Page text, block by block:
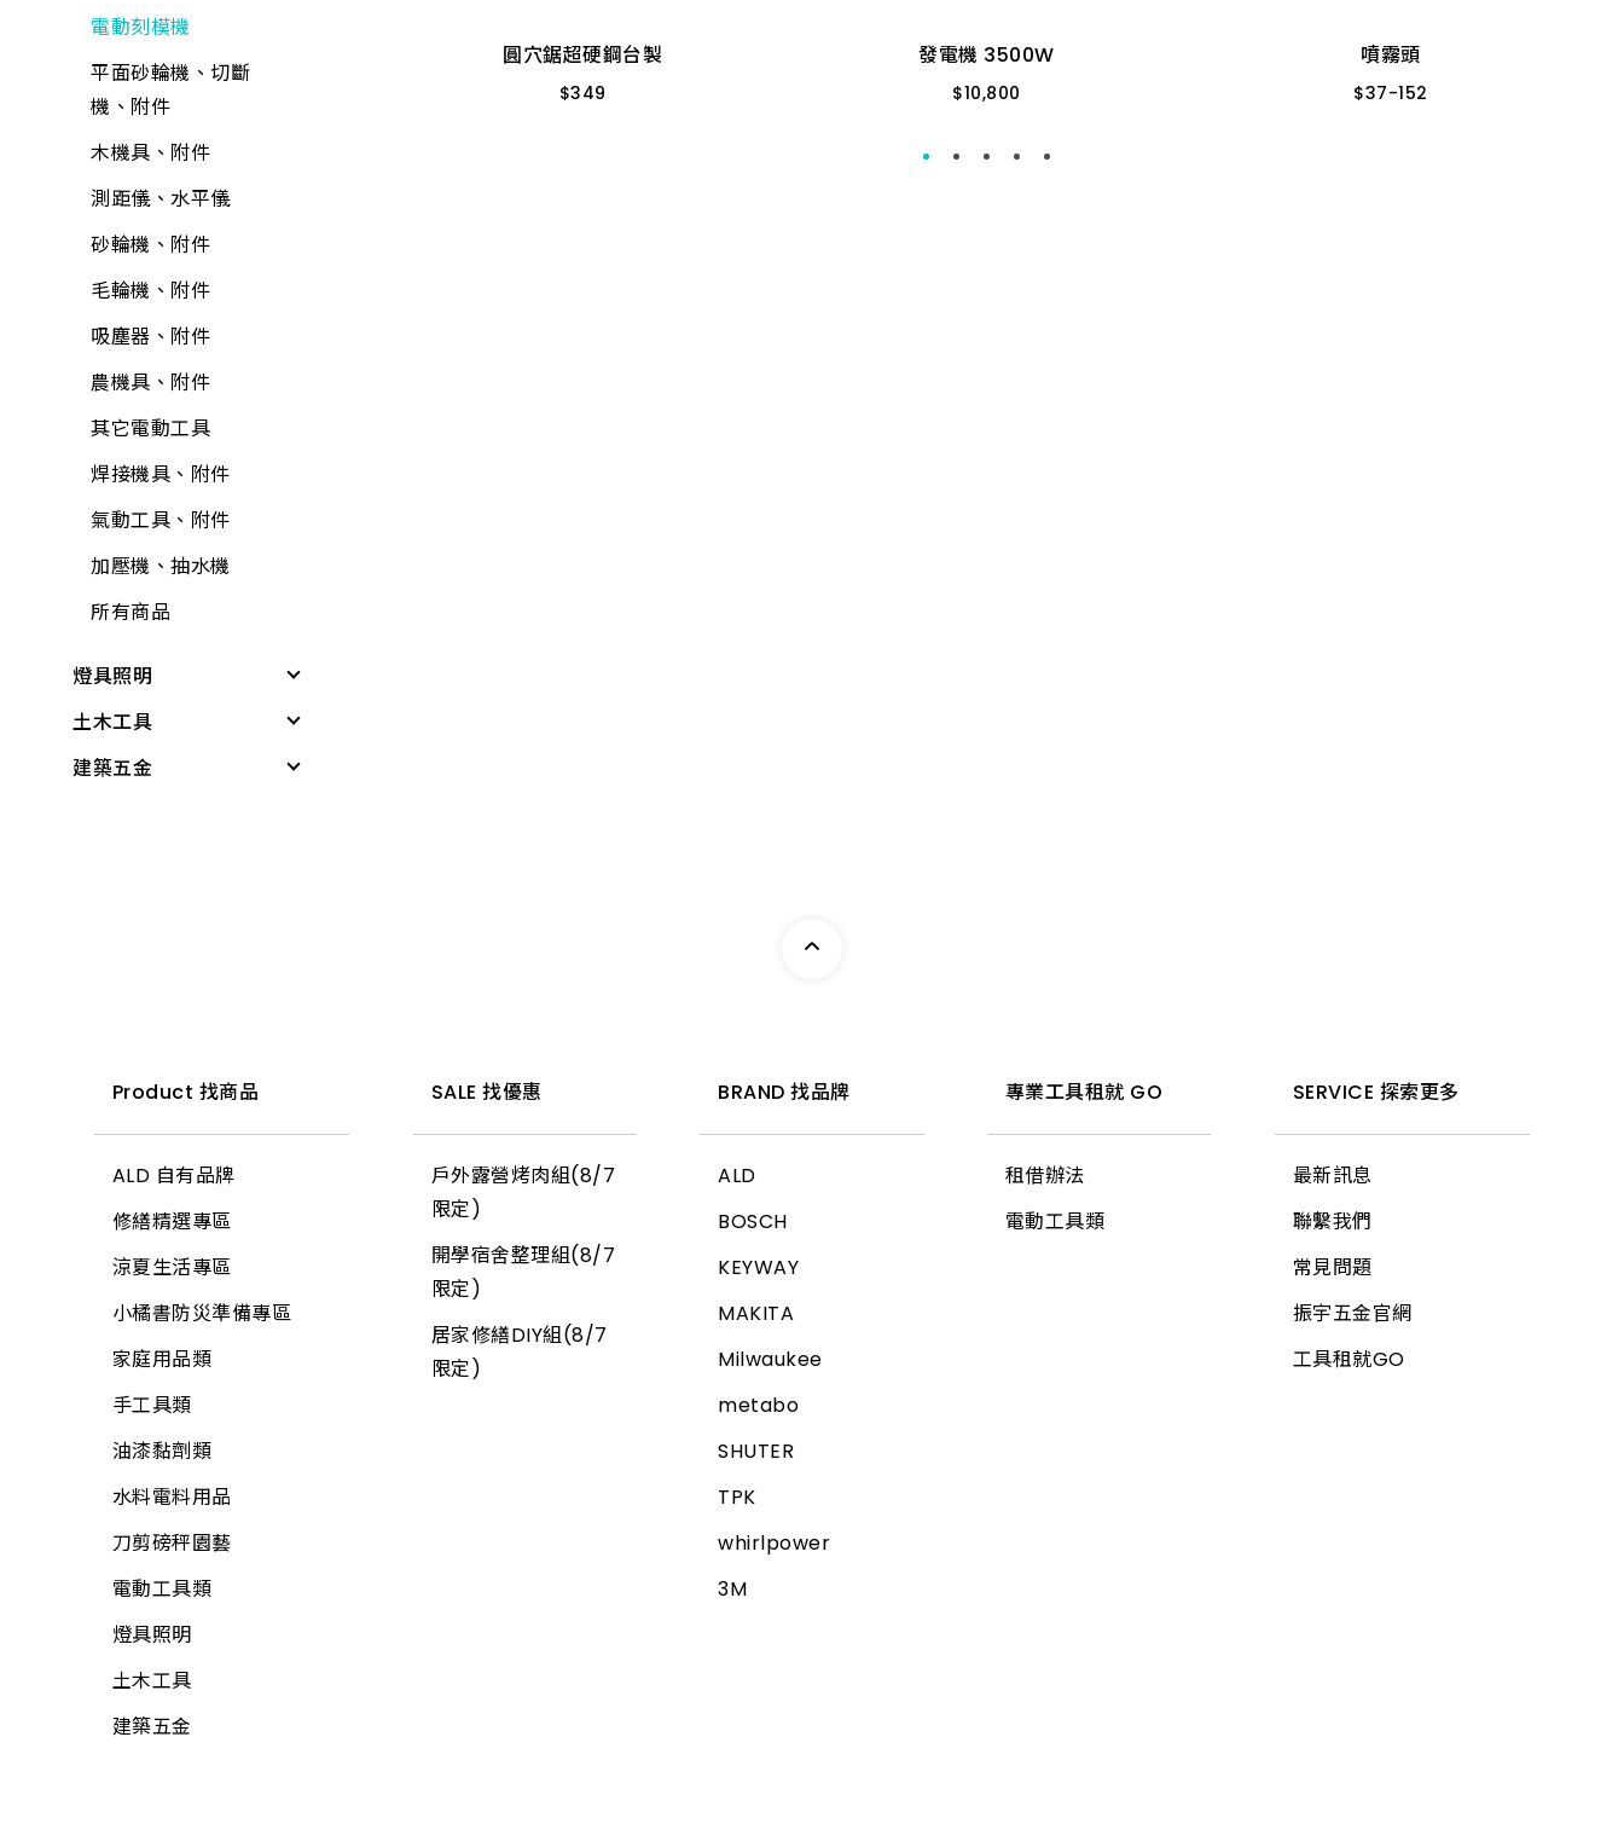
包裝材料
平面砂輪機、切斷
機、附件
各式剪刀
ALD延長線
油漆工具
矽利康、填縫膠
氣動工具、附件
逆滲透、淨水器、過
濾器、逆滲透附件
清掃用具
塑鋼土
鉗
電線
螺絲.壁虎(膨脹螺絲)
所有商品
置物收納
巧拼墊、地墊
清掃用具
清潔劑
芳香、除臭、除濕劑
防蟲、殺蟲劑
消毒、殺菌
居家生活
居家安全
3C用品
冷氣、電視搖控器
汽、機車用品
文具用品
包裝材料
鐵工用品
其他手工具
工具箱、零件盒
清洗劑
吊掛用品
輪
護具
所有商品
防壁癌、除霉
水泥砂、填縫劑
油漆工具
黏劑工具
研磨工具
牛油、潤滑油
所有商品
流理台附件
面盆附件
排水口、地板落水
馬桶、水箱附件
鏡箱
抽排風機
逆滲透、淨水器、過
濾器、逆滲透配件
熱水器、附件
洗衣機附件
冷氣附件
水塔、水塔附件
水管夾具(管束、管
夾)
不銹鋼(銅)接頭
PVC管、鐵管
PVC管接頭
開關箱、接線盒
園藝用具
寵物用品
驅除害蟲用具
捕蟲網
防曬用品
固定繩、鍊
所有商品
電動刻模機
平面砂輪機、切斷
機、附件
木機具、附件
測距儀、水平儀
砂輪機、附件
毛輪機、附件
吸塵器、附件
農機具、附件
其它電動工具
焊接機具、附件
氣動工具、附件
加壓機、抽水機
所有商品
燈具照明
其他燈具
感應燈具
小燈泡
所有商品
土木工具
無塵室商品
鏟、扒
推水、土平、杓
土地界標
彎筋拉桿
畚箕
抹刀、推刀
補杯、漆刀
水泥、磁磚用具
鑿刀
各式木柄
電動工具附件
工具袋
S腰帶
高空安全帶
建築五金
天花板
地磚
玻璃
信箱
鉤類
螺絲
自功螺絲
壁虎(膨脹螺絲)
板模線材
線材
木材
板材
網材
水電角鋼
釘類
$ 76
5/16心X1/4牙
圓穴鋸超硬鋼台製
$349
發電機 3500W
$10,800
噴霧頭
$37-152
１孔
Product 找商品
ALD 自有品牌
修繕精選專區
涼夏生活專區
小橘書防災準備專區
家庭用品類
手工具類
油漆黏劑類
水料電料用品
刀剪磅秤園藝
電動工具類
燈具照明
土木工具
建築五金
SALE 找優惠
戶外露營烤肉組(8/7
限定)
開學宿舍整理組(8/7
限定)
居家修繕DIY組(8/7
限定)
BRAND 找品牌
ALD
BOSCH
KEYWAY
MAKITA
Milwaukee
metabo
SHUTER
TPK
whirlpower
3M
專業工具租就 GO
租借辦法
電動工具類
SERVICE 探索更多
最新訊息
聯繫我們
常見問題
振宇五金官網
工具租就GO